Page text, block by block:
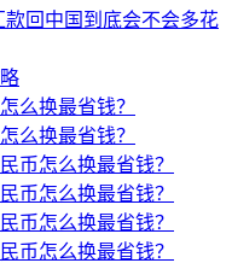
款回中国到底会不会多花
么换最省钱？
么换最省钱？
币怎么换最省钱？
币怎么换最省钱？
币怎么换最省钱？
币怎么换最省钱？